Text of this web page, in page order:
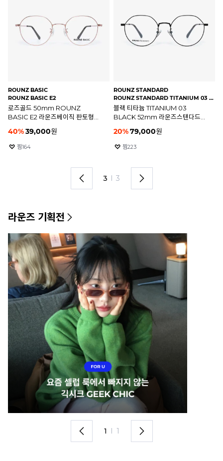
ROUNZ BASIC
ROUNZ BASIC E2
로즈골드 50mm ROUNZ
BASIC E2 라운즈베이직 판토형
40%39,000원
찜164
ROUNZ STANDARD
ROUNZ STANDARD TITANIUM 03 BLACK(52)
블랙 티타늄 TITANIUM 03
BLACK 52mm 라운즈스탠다드
20%79,000원
찜223
3 I 3
라운즈 기획전
1 I 1